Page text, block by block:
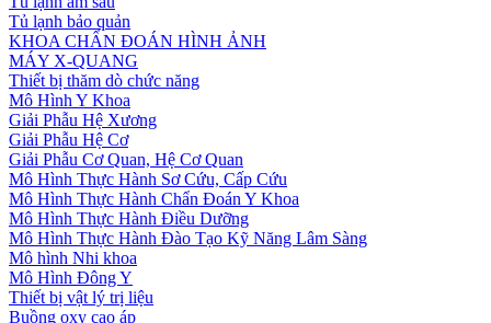
Tủ lạnh bảo quản
KHOA CHẨN ĐOÁN HÌNH ẢNH
MÁY X-QUANG
Thiết bị thăm dò chức năng
Mô Hình Y Khoa
Giải Phẫu Hệ Xương
Giải Phẫu Hệ Cơ
Giải Phẫu Cơ Quan, Hệ Cơ Quan
Mô Hình Thực Hành Sơ Cứu, Cấp Cứu
Mô Hình Thực Hành Chẩn Đoán Y Khoa
Mô Hình Thực Hành Điều Dưỡng
Mô Hình Thực Hành Đào Tạo Kỹ Năng Lâm Sàng
Mô hình Nhi khoa
Mô Hình Đông Y
Thiết bị vật lý trị liệu
Buồng oxy cao áp